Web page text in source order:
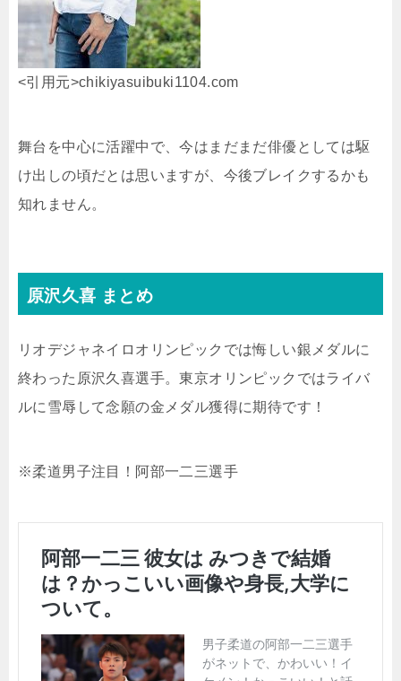
<引用元>chikiyasuibuki1104.com
舞台を中心に活躍中で、今はまだまだ俳優としては駆
け出しの頃だとは思いますが、今後ブレイクするかも
知れません。
原沢久喜 まとめ
リオデジャネイロオリンピックでは悔しい銀メダルに
終わった原沢久喜選手。東京オリンピックではライバ
ルに雪辱して念願の金メダル獲得に期待です！
※柔道男子注目！阿部一二三選手